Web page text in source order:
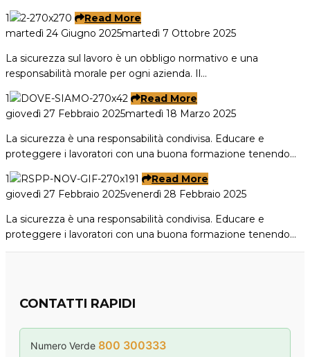
1
Read More
martedì 24 Giugno 2025martedì 7 Ottobre 2025
La sicurezza sul lavoro è un obbligo normativo e una
responsabilità morale per ogni azienda. Il…
1
Read More
giovedì 27 Febbraio 2025martedì 18 Marzo 2025
La sicurezza è una responsabilità condivisa. Educare e
proteggere i lavoratori con una buona formazione tenendo…
1
Read More
giovedì 27 Febbraio 2025venerdì 28 Febbraio 2025
La sicurezza è una responsabilità condivisa. Educare e
proteggere i lavoratori con una buona formazione tenendo…
CONTATTI RAPIDI
Numero Verde 800 300333